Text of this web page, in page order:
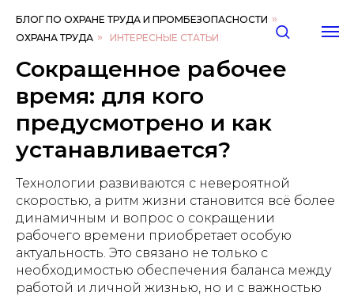
БЛОГ ПО ОХРАНЕ ТРУДА И ПРОМБЕЗОПАСНОСТИ »
ОХРАНА ТРУДА » ИНТЕРЕСНЫЕ СТАТЬИ
Сокращенное рабочее
время: для кого
предусмотрено и как
устанавливается?
Технологии развиваются с невероятной
скоростью, а ритм жизни становится всё более
динамичным и вопрос о сокращении
рабочего времени приобретает особую
актуальность. Это связано не только с
необходимостью обеспечения баланса между
работой и личной жизнью, но и с важностью